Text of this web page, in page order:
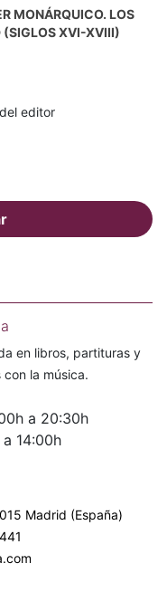
MONÁRQUICO. LOS
(SIGLOS XVI-XVIII)
editor
en libros, partituras y
la música.
a 20:30h
14:00h
Madrid (España)